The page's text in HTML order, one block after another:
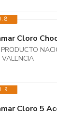
8
PRODUCTO
VALENCIA
9